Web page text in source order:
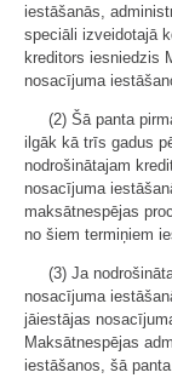
iestāšanās,
speciāli izveidotajā
kreditors iesniedzis
nosacījuma
(2) Šā panta
ilgāk kā trīs gadus
nodrošinātajam
nosacījuma
maksātnespējas
no šiem termiņiem
(3) Ja
nosacījuma
jāiestājas
Maksātnespējas
iestāšanos, šā